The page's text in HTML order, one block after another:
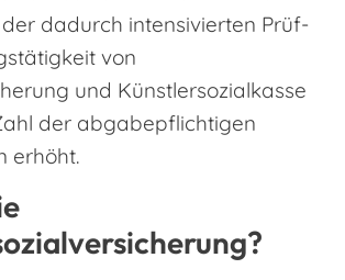
dadurch intensivierten Prüf-
von
und Künstlersozialkasse
der abgabepflichtigen
erhöht.